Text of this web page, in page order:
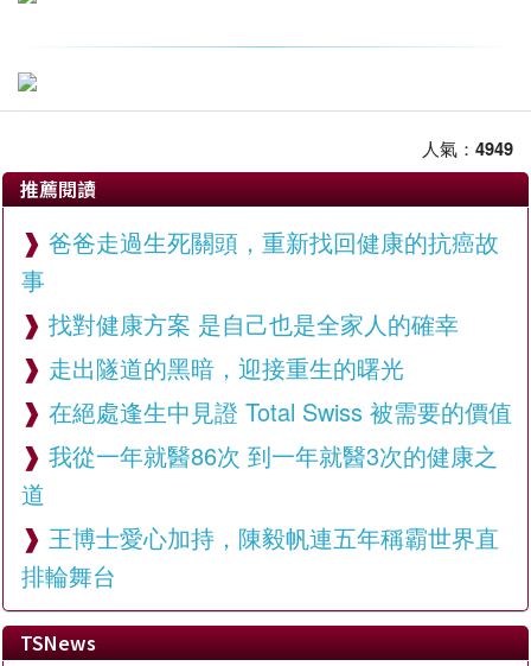
人氣： 4949
推薦閱讀
爸爸走過生死關頭，重新找回健康的抗癌故
事
找對健康方案 是自己也是全家人的確幸
走出隧道的黑暗，迎接重生的曙光
在絕處逢生中見證 Total Swiss 被需要的價值
我從一年就醫86次 到一年就醫3次的健康之
道
王博士愛心加持，陳毅帆連五年稱霸世界直
排輪舞台
TSNews